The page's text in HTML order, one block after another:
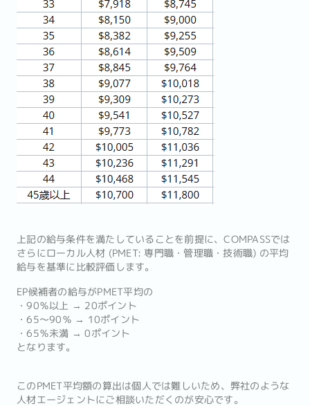
上記の給与条件を満たしていることを前提に、COMPASSでは
さらにローカル人材 (PMET: 専門職・管理職・技術職) の平均
給与を基準に比較評価します。
EP候補者の給与がPMET平均の
・90％以上 → 20ポイント
・65〜90％ → 10ポイント
・65％未満 → 0ポイント
となります。
このPMET平均額の算出は個人では難しいため、弊社のような
人材エージェントにご相談いただくのが安心です。